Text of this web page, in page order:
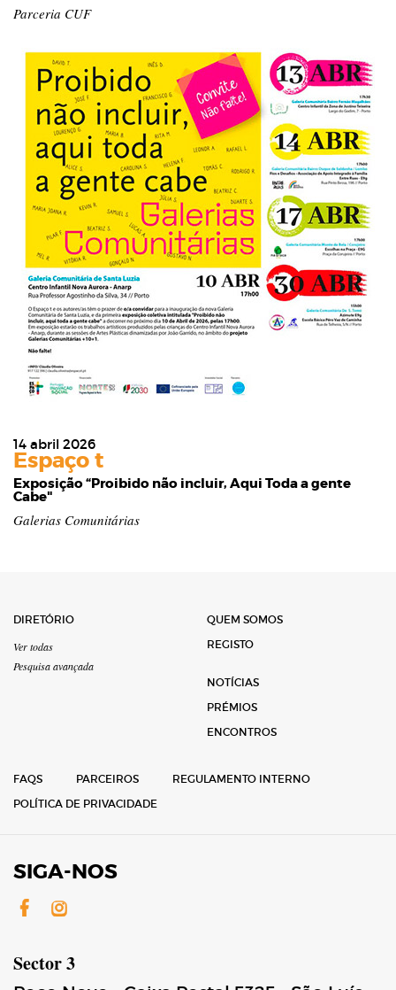
Parceria CUF
14 abril 2026
Espaço t
Exposição “Proibido não incluir, Aqui Toda a gente
Cabe"
Galerias Comunitárias
DIRETÓRIO
Ver todas
Pesquisa avançada
QUEM SOMOS
REGISTO
NOTÍCIAS
PRÉMIOS
ENCONTROS
FAQS PARCEIROS
REGULAMENTO INTERNO
POLÍTICA DE PRIVACIDADE
SIGA-NOS
Facebook
Instagram
Sector 3